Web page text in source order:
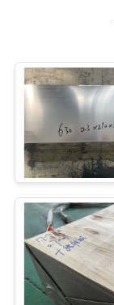
साइटमैप
PRIVACY
POLICY